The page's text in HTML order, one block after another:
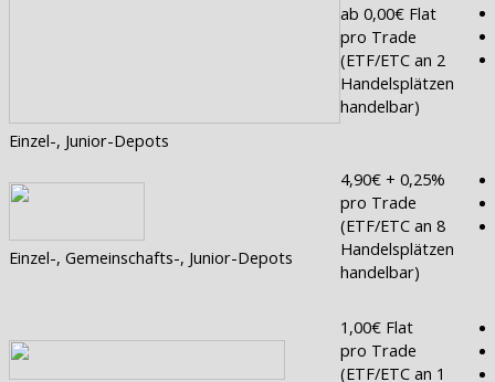
Einzel-, Junior-Depots
ab 0,00€ Flat
pro Trade
(ETF/ETC an 2
Handelsplätzen
handelbar)
Einzel-, Gemeinschafts-, Junior-Depots
4,90€ + 0,25%
pro Trade
(ETF/ETC an 8
Handelsplätzen
handelbar)
1,00€ Flat
pro Trade
(ETF/ETC an 1